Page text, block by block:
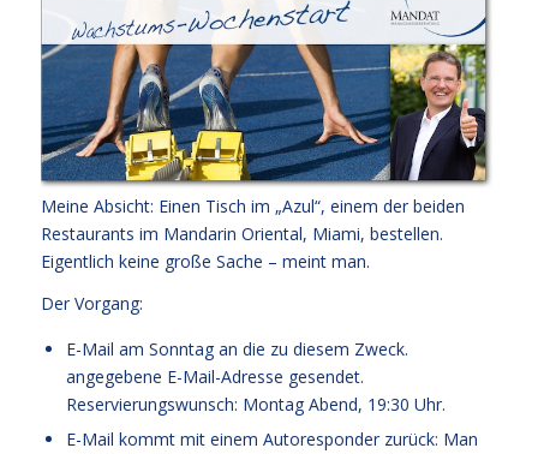
Meine Absicht: Einen Tisch im „Azul“, einem der beiden
Restaurants im Mandarin Oriental, Miami, bestellen.
Eigentlich keine große Sache – meint man.
Der Vorgang:
E-Mail am Sonntag an die zu diesem Zweck.
angegebene E-Mail-Adresse gesendet.
Reservierungswunsch: Montag Abend, 19:30 Uhr.
E-Mail kommt mit einem Autoresponder zurück: Man